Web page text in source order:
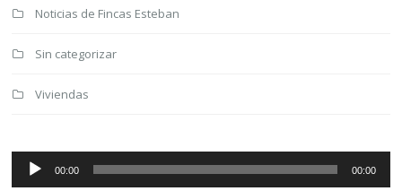
Noticias de Fincas Esteban
Sin categorizar
Viviendas
Reproductor
audio
00:00 00:00